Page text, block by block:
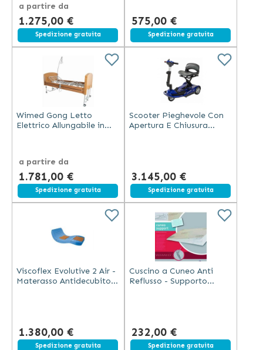
a partire da
1.275,00 €
Spedizione gratuita
575,00 €
Spedizione gratuita
Wimed Gong Letto
Elettrico Allungabile in
a partire da
1.781,00 €
Spedizione gratuita
Scooter Pieghevole Con
Apertura E Chiusura
3.145,00 €
Spedizione gratuita
Viscoflex Evolutive 2 Air -
Materasso Antidecubito
1.380,00 €
Spedizione gratuita
Cuscino a Cuneo Anti
Reflusso - Supporto
232,00 €
Spedizione gratuita